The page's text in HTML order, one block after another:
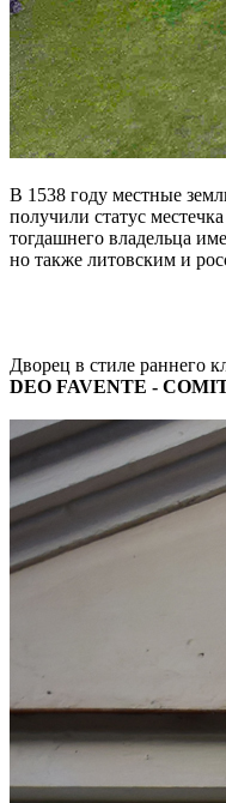
В 1538 году местные
получили статус
тогдашнего владельца
но также литовским и
Дворец в стиле раннего
DEO FAVENTE -